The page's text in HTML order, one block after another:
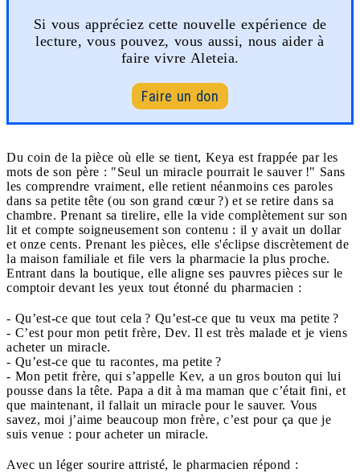
Si vous appréciez cette nouvelle expérience de
lecture, vous pouvez, vous aussi, nous aider à
faire vivre Aleteia.
Faire un don
Du coin de la pièce où elle se tient, Keya est frappée par les
mots de son père : "Seul un miracle pourrait le sauver !" Sans
les comprendre vraiment, elle retient néanmoins ces paroles
dans sa petite tête (ou son grand cœur ?) et se retire dans sa
chambre. Prenant sa tirelire, elle la vide complètement sur son
lit et compte soigneusement son contenu : il y avait un dollar
et onze cents. Prenant les pièces, elle s'éclipse discrètement de
la maison familiale et file vers la pharmacie la plus proche.
Entrant dans la boutique, elle aligne ses pauvres pièces sur le
comptoir devant les yeux tout étonné du pharmacien :
- Qu’est-ce que tout cela ? Qu’est-ce que tu veux ma petite ?
- C’est pour mon petit frère, Dev. Il est très malade et je viens
acheter un miracle.
- Qu’est-ce que tu racontes, ma petite ?
- Mon petit frère, qui s’appelle Kev, a un gros bouton qui lui
pousse dans la tête. Papa a dit à ma maman que c’était fini, et
que maintenant, il fallait un miracle pour le sauver. Vous
savez, moi j’aime beaucoup mon frère, c’est pour ça que je
suis venue : pour acheter un miracle.
Avec un léger sourire attristé, le pharmacien répond :